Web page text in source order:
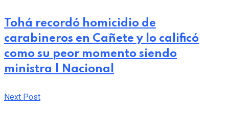
Tohá recordó homicidio de
carabineros en Cañete y lo calificó
como su peor momento siendo
ministra | Nacional
Next Post